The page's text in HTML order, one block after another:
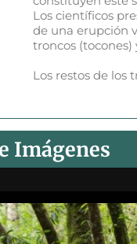
Los científicos
de una erupción
troncos (tocones)
Los restos de los
Imágenes